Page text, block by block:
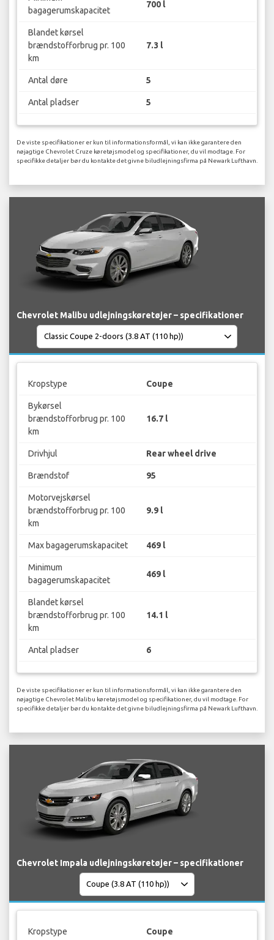
bagagerumskapacitet
700 l
Blandet kørsel
brændstofforbrug pr. 100
km
7.3 l
Antal døre 5
Antal pladser 5
De viste specifikationer er kun til informationsformål, vi kan ikke garantere den
nøjagtige Chevrolet Cruze køretøjsmodel og specifikationer, du vil modtage. For
specifikke detaljer bør du kontakte det givne biludlejningsfirma på Newark Lufthavn.
Chevrolet Malibu udlejningskøretøjer – specifikationer
Kropstype Coupe
Bykørsel
brændstofforbrug pr. 100
km
16.7 l
Drivhjul Rear wheel drive
Brændstof 95
Motorvejskørsel
brændstofforbrug pr. 100
km
9.9 l
Max bagagerumskapacitet 469 l
Minimum
bagagerumskapacitet
469 l
Blandet kørsel
brændstofforbrug pr. 100
km
14.1 l
Antal pladser 6
De viste specifikationer er kun til informationsformål, vi kan ikke garantere den
nøjagtige Chevrolet Malibu køretøjsmodel og specifikationer, du vil modtage. For
specifikke detaljer bør du kontakte det givne biludlejningsfirma på Newark Lufthavn.
Chevrolet Impala udlejningskøretøjer – specifikationer
Kropstype Coupe